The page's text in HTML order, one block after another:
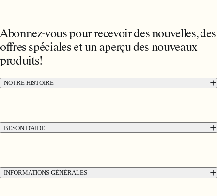
Abonnez-vous pour recevoir des nouvelles, des
offres spéciales et un aperçu des nouveaux
produits!
NOTRE HISTOIRE
BESON D'AIDE
INFORMATIONS GÉNÉRALES